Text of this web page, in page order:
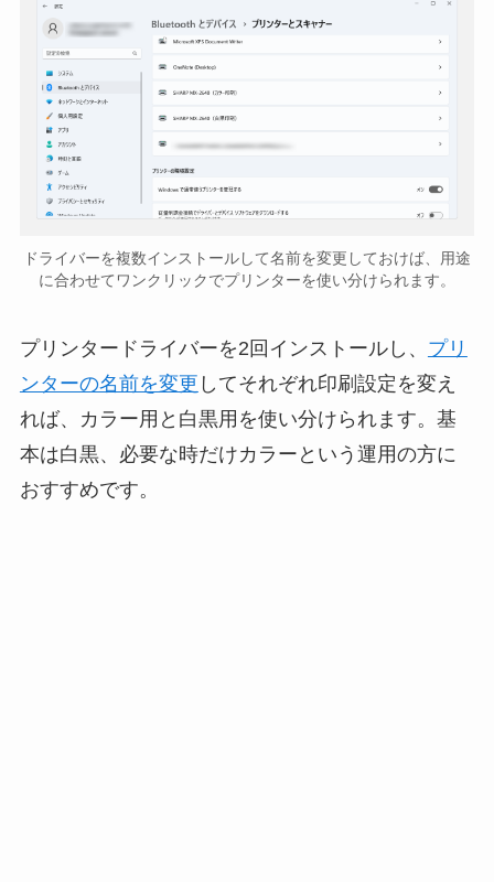
ドライバーを複数インストールして名前を変更しておけば、用途
に合わせてワンクリックでプリンターを使い分けられます。
プリンタードライバーを2回インストールし、 プリ
ンターの名前を変更 してそれぞれ印刷設定を変え
れば、カラー用と白黒用を使い分けられます。基
本は白黒、必要な時だけカラーという運用の方に
おすすめです。